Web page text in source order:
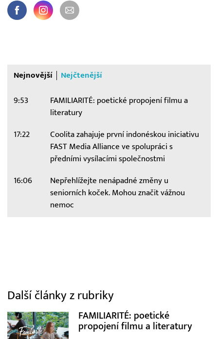
Nejnovější Nejčtenější
9:53
FAMILIARITÉ: poetické propojení filmu a
literatury
17:22
Coolita zahajuje první indonéskou iniciativu
FAST Media Alliance ve spolupráci s
předními vysílacími společnostmi
16:06
Nepřehlížejte nenápadné změny u
seniorních koček. Mohou značit vážnou
nemoc
Další články z rubriky
FAMILIARITÉ: poetické
propojení filmu a literatury